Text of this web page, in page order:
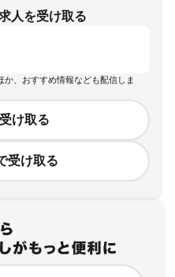
人を受け取る
か、おすすめ情報なども配信しま
け取る
受け取る